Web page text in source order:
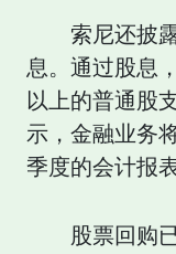
索尼还披
息。通过股息
以上的普通股
示，金融业务
季度的会计报
股票回购